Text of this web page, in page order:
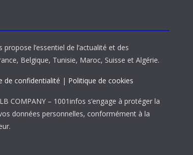
l’essentiel de l’actualité et des
Belgique, Tunisie, Maroc, Suisse et Algérie.
de confidentialité | Politique de cookies
COMPANY – 1001infos s’engage à protéger la
données personnelles, conformément à la